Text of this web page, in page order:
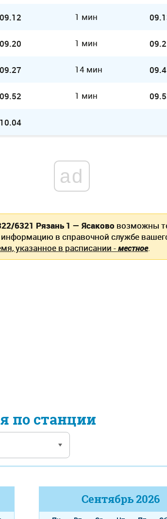
09.12 1 мин
09.20 1 мин
09.27 14 мин
09.52 1 мин
10.04
ad
6321 Рязань 1 — Ясаково возможны
в справочной службе
указанное в расписании -местное.
по станции
Сентябрь2026